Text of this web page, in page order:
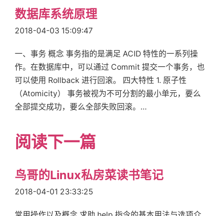
数据库系统原理
2018-04-03 15:09:47
一、事务 概念 事务指的是满足 ACID 特性的一系列操
作。在数据库中，可以通过 Commit 提交一个事务，也
可以使用 Rollback 进行回滚。 四大特性 1. 原子性
（Atomicity） 事务被视为不可分割的最小单元，要么
全部提交成功，要么全部失败回滚。…
阅读下一篇
鸟哥的Linux私房菜读书笔记
2018-04-01 23:33:25